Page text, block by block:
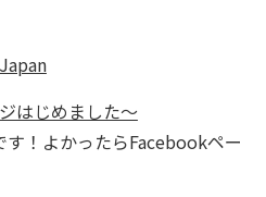
はじめました～
！よかったらFacebookペー